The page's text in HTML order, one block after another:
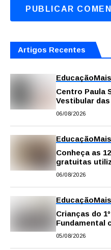
Artigos Recentes
EducaçãoMais
Centro Paula
Vestibular
semestre de
06/08/2026
EducaçãoMais
Conheça as
gratuitas
para reforçar
06/08/2026
EducaçãoMais
Crianças do
Fundamental
digitais para
05/08/2026